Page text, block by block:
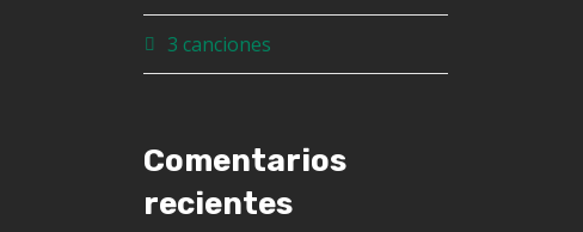
3 canciones
Comentarios
recientes